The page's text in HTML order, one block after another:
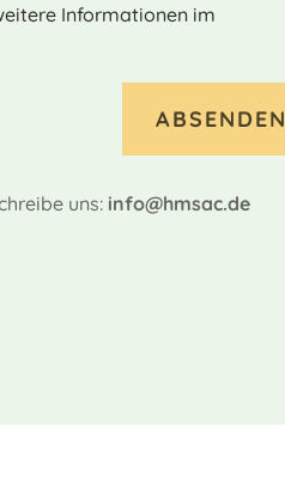
Informationen im
ABSENDEN
uns: info@hmsac.de